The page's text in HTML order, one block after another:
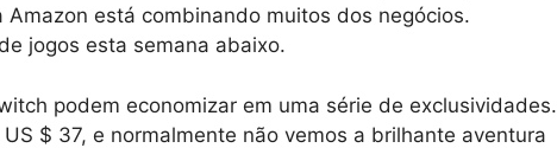
está combinando muitos dos negócios.
jogos esta semana abaixo.
podem economizar em uma série de exclusividades.
$ 37, e normalmente não vemos a brilhante aventura